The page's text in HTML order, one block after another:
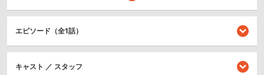
シリーズ／関連のアニメ作品
エピソード（全1話）
キャスト ／ スタッフ